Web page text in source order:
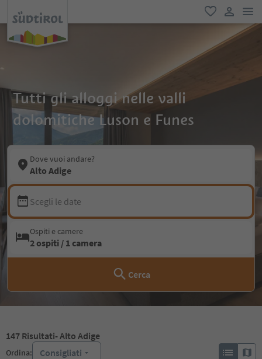
favoriti
user link
Tutti gli alloggi nelle valli
dolomitiche Luson e Funes
Dove vuoi andare?
Alto Adige
Scegli le date
Ospiti e camere
2 ospiti / 1 camera
Cerca
147 Risultati- Alto Adige
Ordina: Consigliati